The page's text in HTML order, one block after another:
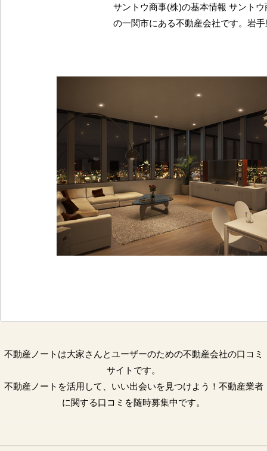
サントウ商事(株)の基本情報 サント
の一関市にある不動産会社です。岩
不動産ノートは大家さんとユーザーのための不動産会社の口コミ
サイトです。
不動産ノートを活用して、いい出会いを見つけよう！不動産業者
に関する口コミを随時募集中です。